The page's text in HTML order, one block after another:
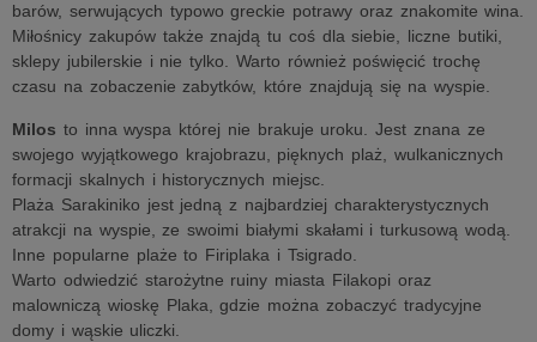
barów, serwujących typowo greckie potrawy oraz znakomite wina.
Miłośnicy zakupów także znajdą tu coś dla siebie, liczne butiki,
sklepy jubilerskie i nie tylko. Warto również poświęcić trochę
czasu na zobaczenie zabytków, które znajdują się na wyspie.
Milos to inna wyspa której nie brakuje uroku. Jest znana ze
swojego wyjątkowego krajobrazu, pięknych plaż, wulkanicznych
formacji skalnych i historycznych miejsc.
Plaża Sarakiniko jest jedną z najbardziej charakterystycznych
atrakcji na wyspie, ze swoimi białymi skałami i turkusową wodą.
Inne popularne plaże to Firiplaka i Tsigrado.
Warto odwiedzić starożytne ruiny miasta Filakopi oraz
malowniczą wioskę Plaka, gdzie można zobaczyć tradycyjne
domy i wąskie uliczki.